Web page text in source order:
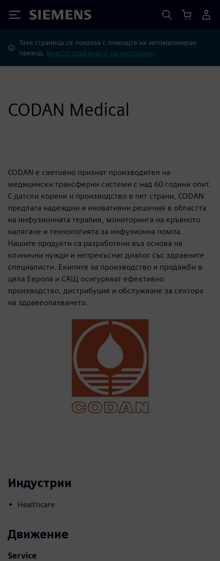
Siemens
Тази страница се показва с помощта на автоматизиран
превод. Вместо това вижте на английски?
CODAN Medical
CODAN е световно признат производител на
медицински трансферни системи с над 60 години опит.
С датски корени и производство в пет страни, CODAN
предлага надеждни и иновативни решения в областта
на инфузионната терапия, мониторинга на кръвното
налягане и технологията за инфузионна помпа.
Нашите продукти са разработени въз основа на
клинични нужди и непрекъснат диалог със здравните
специалисти. Екипите за производство и продажби в
цяла Европа и САЩ осигуряват ефективно
производство, дистрибуция и обслужване за сектора
на здравеопазването.
Индустрии
Healthcare
Движение
Service